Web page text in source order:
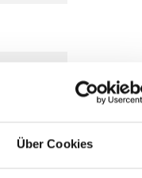
Über Cookies